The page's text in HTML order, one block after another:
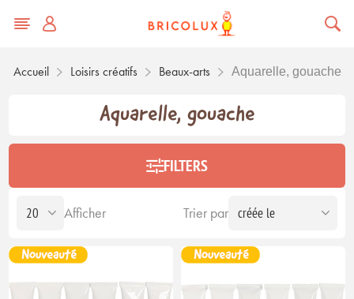
Accueil Loisirs créatifs Beaux-arts Aquarelle, gouache
Aquarelle, gouache
FILTERS
Trier par
Afficher